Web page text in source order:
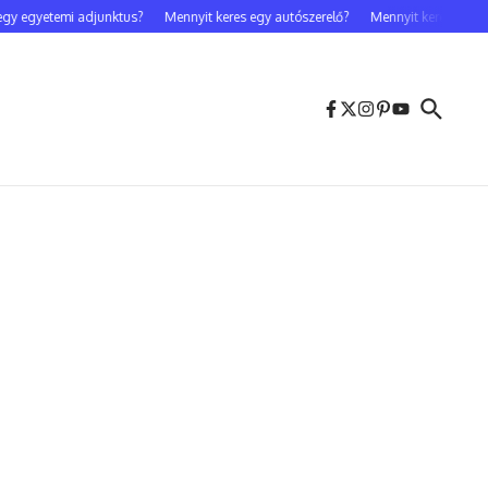
adjunktus? Mennyit keres egy autószerelő? Mennyit keres egy